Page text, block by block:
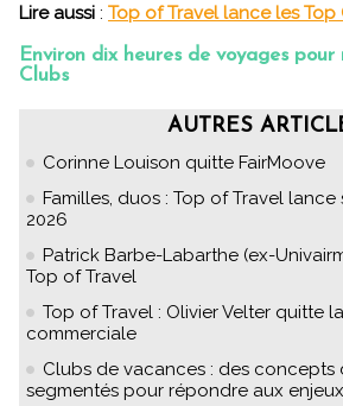
Lire aussi : Top of Travel lance les Top
Environ dix heures de voyages
Clubs
AUTRES
Corinne Louison quitte FairMoove
Familles, duos : Top of Travel
2026
Patrick Barbe-Labarthe (ex-
Top of Travel
Top of Travel : Olivier Velter quitte
commerciale
Clubs de vacances : des concepts
segmentés pour répondre aux